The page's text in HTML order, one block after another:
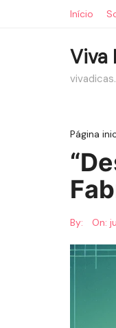
Início
Viva
Página
By: On: